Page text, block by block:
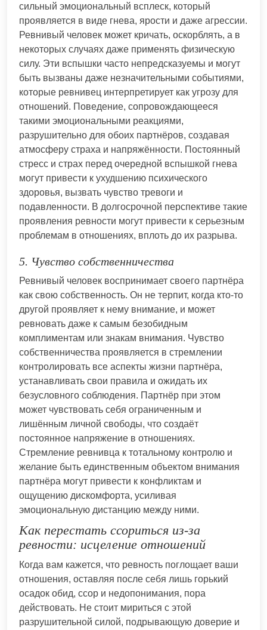
сильный эмоциональный всплеск, который
проявляется в виде гнева, ярости и даже агрессии.
Ревнивый человек может кричать, оскорблять, а в
некоторых случаях даже применять физическую
силу. Эти вспышки часто непредсказуемы и могут
быть вызваны даже незначительными событиями,
которые ревнивец интерпретирует как угрозу для
отношений. Поведение, сопровождающееся
такими эмоциональными реакциями,
разрушительно для обоих партнёров, создавая
атмосферу страха и напряжённости. Постоянный
стресс и страх перед очередной вспышкой гнева
могут привести к ухудшению психического
здоровья, вызвать чувство тревоги и
подавленности. В долгосрочной перспективе такие
проявления ревности могут привести к серьезным
проблемам в отношениях, вплоть до их разрыва.
5. Чувство собственничества
Ревнивый человек воспринимает своего партнёра
как свою собственность. Он не терпит, когда кто-то
другой проявляет к нему внимание, и может
ревновать даже к самым безобидным
комплиментам или знакам внимания. Чувство
собственничества проявляется в стремлении
контролировать все аспекты жизни партнёра,
устанавливать свои правила и ожидать их
безусловного соблюдения. Партнёр при этом
может чувствовать себя ограниченным и
лишённым личной свободы, что создаёт
постоянное напряжение в отношениях.
Стремление ревнивца к тотальному контролю и
желание быть единственным объектом внимания
партнёра могут привести к конфликтам и
ощущению дискомфорта, усиливая
эмоциональную дистанцию между ними.
Как перестать ссориться из-за
ревности: исцеление отношений
Когда вам кажется, что ревность поглощает ваши
отношения, оставляя после себя лишь горький
осадок обид, ссор и недопонимания, пора
действовать. Не стоит мириться с этой
разрушительной силой, подрывающую доверие и